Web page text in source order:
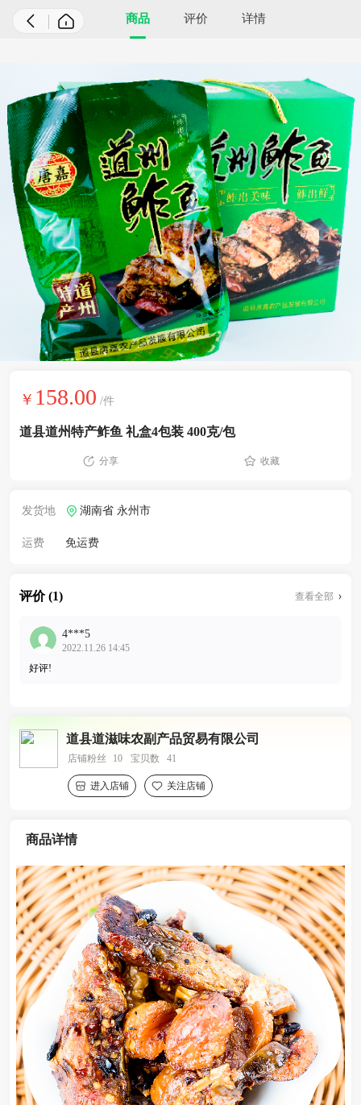
商品 评价 详情
￥ 158.00 /件
道县道州特产鲊鱼 礼盒4包装 400克/包
分享 收藏
发货地 湖南省 永州市
运费 免运费
评价 (1) 查看全部
4***5
2022.11.26 14:45
好评!
道县道滋味农副产品贸易有限公司
店铺粉丝 10 宝贝数 41
进入店铺 关注店铺
商品详情